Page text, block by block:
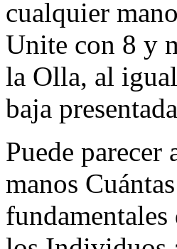
cualquier
Unite con 8 y
la Olla, al
baja
Puede
manos